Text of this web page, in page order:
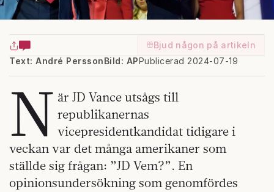
Bjud någon på artikeln
Text: André Persson
Publicerad 2024-07-19
Bild: AP
N är JD Vance utsågs till
republikanernas
vicepresidentkandidat tidigare i
veckan var det många amerikaner som
ställde sig frågan: ”JD Vem?”. En
opinionsundersökning som genomfördes